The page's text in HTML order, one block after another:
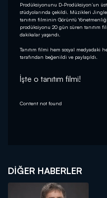
Prodüksiyonunu D-Prodüksiyon’un
stüdyolarında çekildi. Müzikleri Jingle
tanıtım filminin Görüntü
prodüksiyonu 20 gün süren tanıtım
dakikalar yaşandı.
Tanıtım filmi hem sosyal medyadaki
tarafından beğenildi ve paylaşıldı.
İşte o tanıtım filmi!
Content not found
DIĞER HABERLER